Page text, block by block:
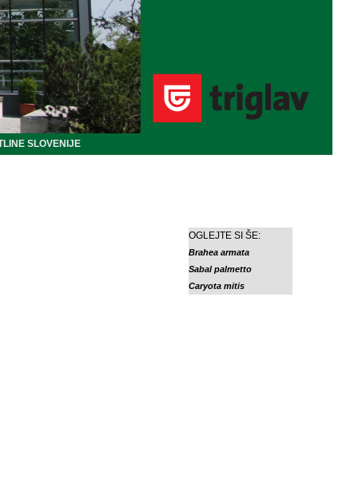
SLOVENIJE
OGLEJTE SI ŠE:
Brahea armata
Sabal palmetto
Caryota mitis